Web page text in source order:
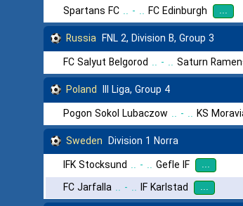
Spartans FC .. - .. FC Edinburgh ...
Russia FNL 2, Division B, Group 3
FC Salyut Belgorod .. - .. Saturn
Poland III Liga, Group 4
Pogon Sokol Lubaczow .. - .. KS
Sweden Division 1 Norra
IFK Stocksund .. - .. Gefle IF ...
FC Jarfalla .. - .. IF Karlstad ...